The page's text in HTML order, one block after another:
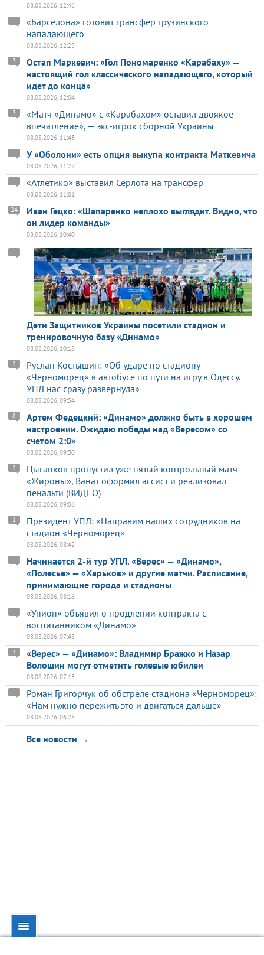
08.08.2026, 12:46
«Барселона» готовит трансфер грузинского
нападающего
08.08.2026, 12:25
Остап Маркевич: «Гол Пономаренко «Карабаху» —
настоящий гол классического нападающего, который
идет до конца»
3
08.08.2026, 12:04
«Матч «Динамо» с «Карабахом» оставил двоякое
впечатление», — экс-игрок сборной Украины
3
08.08.2026, 11:43
У «Оболони» есть опция выкупа контракта Маткевича
08.08.2026, 11:22
«Атлетико» выставил Серлота на трансфер
08.08.2026, 11:01
Иван Гецко: «Шапаренко неплохо выглядит. Видно, что
он лидер команды»
24
08.08.2026, 10:40
Дети Защитников Украины посетили стадион и
тренировочную базу «Динамо»
08.08.2026, 10:18
Руслан Костышин: «Об ударе по стадиону
«Черноморец» в автобусе по пути на игру в Одессу.
УПЛ нас сразу развернула»
2
08.08.2026, 09:54
Артем Федецкий: «Динамо» должно быть в хорошем
настроении. Ожидаю победы над «Вересом» со
счетом 2:0»
8
08.08.2026, 09:30
Цыганков пропустил уже пятый контрольный матч
«Жироны», Ванат оформил ассист и реализовал
пенальти (ВИДЕО)
2
08.08.2026, 09:06
Президент УПЛ: «Направим наших сотрудников на
стадион «Черноморец»
1
08.08.2026, 08:42
Начинается 2-й тур УПЛ. «Верес» — «Динамо»,
«Полесье» — «Харьков» и другие матчи. Расписание,
принимающие города и стадионы
08.08.2026, 08:16
«Унион» объявил о продлении контракта с
воспитанником «Динамо»
08.08.2026, 07:48
«Верес» — «Динамо»: Владимир Бражко и Назар
Волошин могут отметить голевые юбилеи
3
08.08.2026, 07:13
Роман Григорчук об обстреле стадиона «Черноморец»:
«Нам нужно пережить это и двигаться дальше»
08.08.2026, 06:28
Все новости →